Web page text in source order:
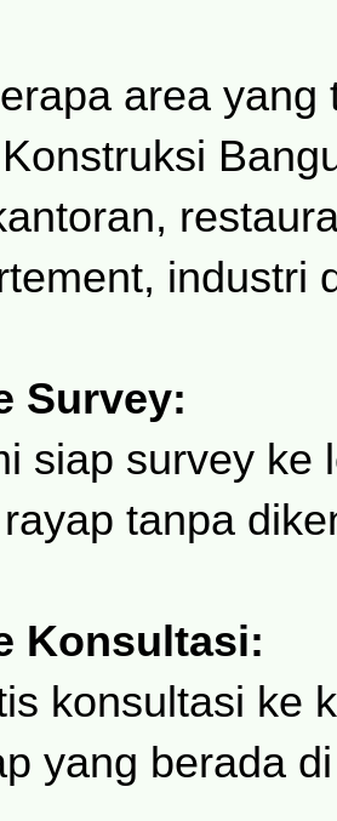
area
industri
Survey:
siap survey ke
tanpa
Konsultasi:
konsultasi ke
yang berada